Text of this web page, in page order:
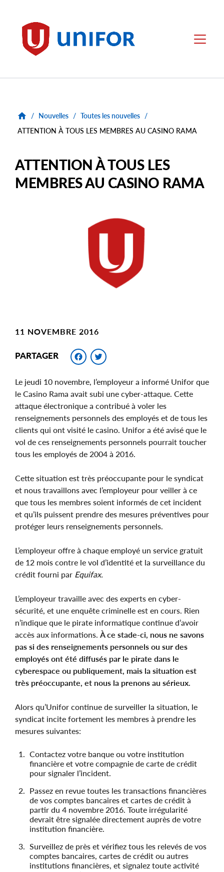
Unifor Menu
/ Nouvelles / Toutes les nouvelles /
ATTENTION À TOUS LES MEMBRES AU CASINO RAMA
ATTENTION À TOUS LES
MEMBRES AU CASINO RAMA
11 NOVEMBRE 2016
PARTAGER Facebook
Le jeudi 10 novembre, l’employeur a informé Unifor que
le Casino Rama avait subi une cyber-attaque. Cette
attaque électronique a contribué à voler les
renseignements personnels des employés et de tous les
clients qui ont visité le casino. Unifor a été avisé que le
vol de ces renseignements personnels pourrait toucher
tous les employés de 2004 à 2016.
Cette situation est très préoccupante pour le syndicat
et nous travaillons avec l’employeur pour veiller à ce
que tous les membres soient informés de cet incident
et qu’ils puissent prendre des mesures préventives pour
protéger leurs renseignements personnels.
L’employeur offre à chaque employé un service gratuit
de 12 mois contre le vol d’identité et la surveillance du
crédit fourni par Equifax.
L’employeur travaille avec des experts en cyber-
sécurité, et une enquête criminelle est en cours. Rien
n’indique que le pirate informatique continue d’avoir
accès aux informations. À ce stade-ci, nous ne savons
pas si des renseignements personnels ou sur des
employés ont été diffusés par le pirate dans le
cyberespace ou publiquement, mais la situation est
très préoccupante, et nous la prenons au sérieux.
Alors qu’Unifor continue de surveiller la situation, le
syndicat incite fortement les membres à prendre les
mesures suivantes:
Contactez votre banque ou votre institution
financière et votre compagnie de carte de crédit
pour signaler l’incident.
Passez en revue toutes les transactions financières
de vos comptes bancaires et cartes de crédit à
partir du 4 novembre 2016. Toute irrégularité
devrait être signalée directement auprès de votre
institution financière.
Surveillez de près et vérifiez tous les relevés de vos
comptes bancaires, cartes de crédit ou autres
institutions financières, et signalez toute activité